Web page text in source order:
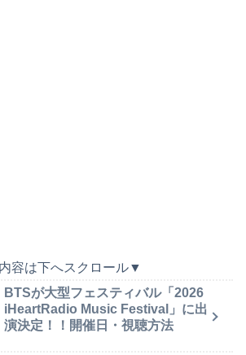
容は下へスクロール▼
BTSが大型フェスティバル「2026
iHeartRadio Music Festival」に出
演決定！！開催日・視聴方法